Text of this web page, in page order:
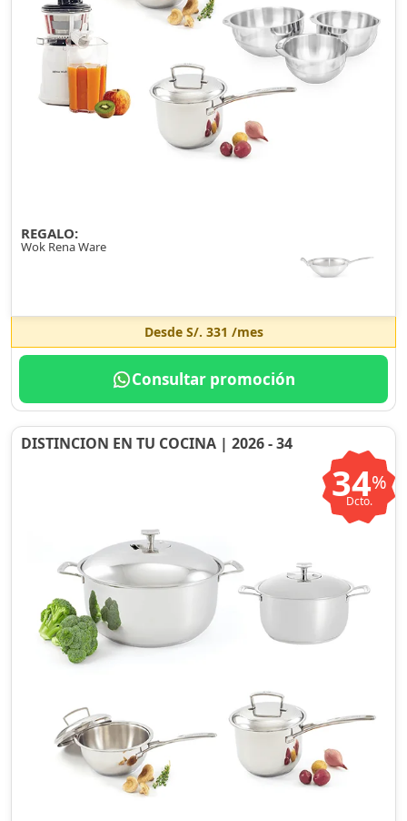
REGALO:
Wok Rena Ware
Desde S/. 331 /mes
Consultar promoción
DISTINCION EN TU COCINA | 2026 - 34
34%
Dcto.